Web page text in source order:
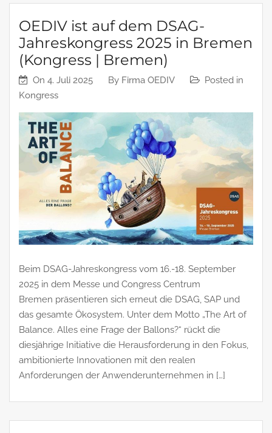
OEDIV ist auf dem DSAG-
Jahreskongress 2025 in Bremen
(Kongress | Bremen)
On 4. Juli 2025 By Firma OEDIV
Posted in
Kongress
Beim DSAG-Jahreskongress vom 16.-18. September
2025 in dem Messe und Congress Centrum
Bremen präsentieren sich erneut die DSAG, SAP und
das gesamte Ökosystem. Unter dem Motto „The Art of
Balance. Alles eine Frage der Ballons?“ rückt die
diesjährige Initiative die Herausforderung in den Fokus,
ambitionierte Innovationen mit den realen
Anforderungen der Anwenderunternehmen in […]